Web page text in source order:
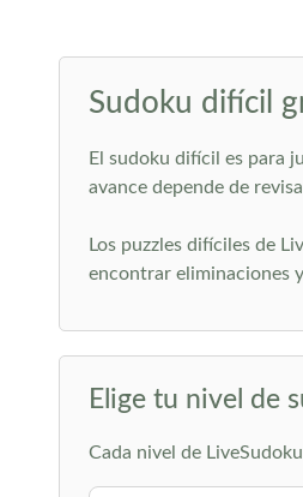
Sudoku difícil
El sudoku difícil es para
avance depende de
Los puzzles difíciles de
encontrar eliminaciones
Elige tu nivel de
Cada nivel de